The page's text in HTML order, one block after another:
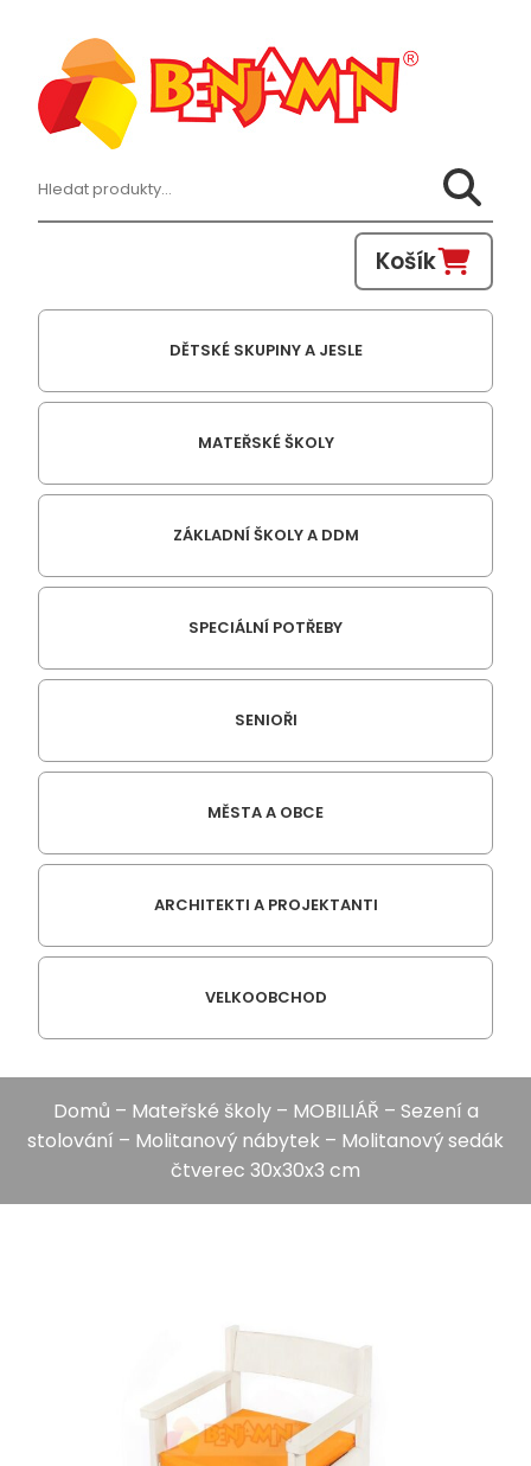
Hledat:
Košík
DĚTSKÉ SKUPINY A JESLE
MATEŘSKÉ ŠKOLY
ZÁKLADNÍ ŠKOLY A DDM
SPECIÁLNÍ POTŘEBY
SENIOŘI
MĚSTA A OBCE
ARCHITEKTI A PROJEKTANTI
VELKOOBCHOD
Domů – Mateřské školy– MOBILIÁŘ – Sezení a
stolování – Molitanový nábytek – Molitanový sedák
čtverec 30x30x3 cm